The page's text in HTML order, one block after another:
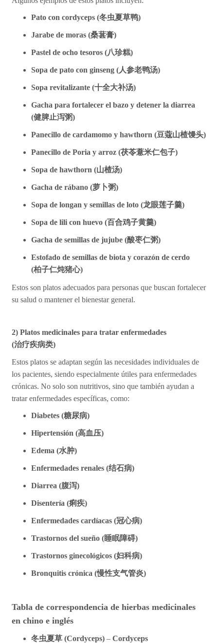
Pato con cordyceps (冬虫夏草鸭)
Jarabe de moras (桑葚膏)
Pastel de ocho tesoros (八珍糕)
Sopa de pato con ginseng (人参老鸭汤)
Sopa revitalizante (十全大补汤)
Gacha para fortalecer el bazo y detener la diarrea
(健脾止泻粥)
Panecillo de cardamomo y hawthorn (豆蔻山楂馒头)
Panecillo de Poria y arroz (茯苓薏米仁包子)
Sopa de hawthorn (山楂汤)
Gacha de rábano (萝 卜粥)
Sopa de longan y semillas de loto (龙眼莲子羹)
Sopa de lili con huevo (百合鸡子黄羹)
Gacha de semillas de jujube (酸枣仁粥)
Estofado de semillas de biota y corazón de cerdo
(柏子仁炖猪心)
Estos son platos adecuados para personas que buscan fortalecer
su salud o mantener el bienestar general.
2) Platos medicinales para tratar enfermedades
(治疗疾病类)
Estos platos se adaptan según las necesidades individuales de
los pacientes, siendo especialmente útiles para enfermedades
crónicas. No solo son nutritivos, sino que también ayudan a
tratar enfermedades específicas, como:
Diabetes (糖尿病)
Hipertensión (高血压)
Edema (水肿)
Enfermedades renales (结石病)
Diarrea (腹泻)
Disentería (痢疾)
Enfermedades cardíacas (冠心病)
Trastornos del sueño (睡眠障碍)
Trastornos ginecológicos (妇科病)
Bronquitis crónica (慢性支气管炎)
Tabla de correspondencia de hierbas medicinales
en chino e inglés
冬虫夏草 (Cordyceps) – Cordyceps